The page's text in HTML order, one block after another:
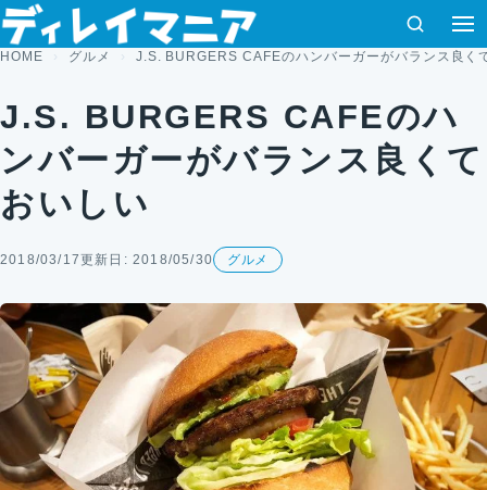
コンテンツへスキップ
検索
HOME グルメ J.S. BURGERS CAFEのハンバーガーがバランス良く
J.S. BURGERS CAFEのハ
ンバーガーがバランス良くて
おいしい
2018/03/17更新日: 2018/05/30 グルメ